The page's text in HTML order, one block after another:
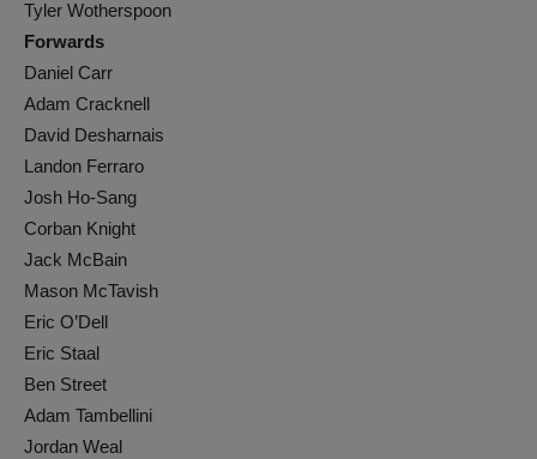
Tyler Wotherspoon
Forwards
Daniel Carr
Adam Cracknell
David Desharnais
Landon Ferraro
Josh Ho-Sang
Corban Knight
Jack McBain
Mason McTavish
Eric O’Dell
Eric Staal
Ben Street
Adam Tambellini
Jordan Weal